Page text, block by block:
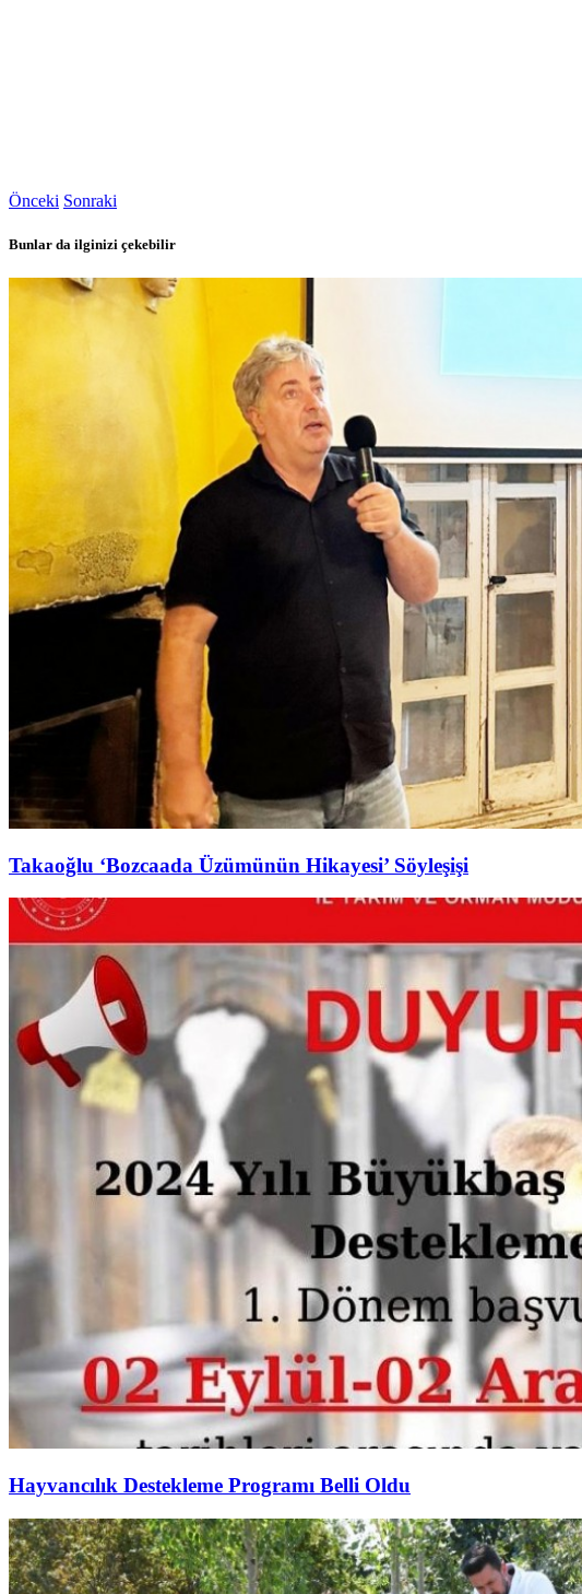
Önceki Sonraki
Bunlar da ilginizi çekebilir
Takaoğlu ‘Bozcaada Üzümünün Hikayesi’ Söyleşişi
Hayvancılık Destekleme Programı Belli Oldu